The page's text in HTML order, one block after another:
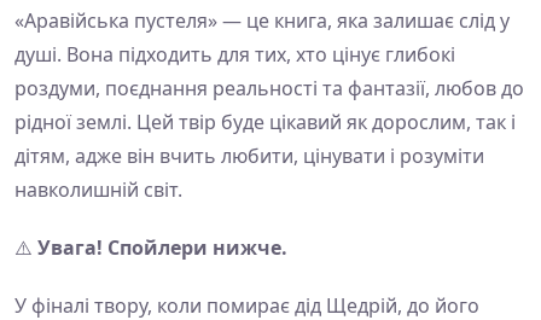
«Аравійська пустеля» — це книга, яка залишає слід у
душі. Вона підходить для тих, хто цінує глибокі
роздуми, поєднання реальності та фантазії, любов до
рідної землі. Цей твір буде цікавий як дорослим, так і
дітям, адже він вчить любити, цінувати і розуміти
навколишній світ.
⚠️ Увага! Спойлери нижче.
У фіналі твору, коли помирає дід Щедрій, до його